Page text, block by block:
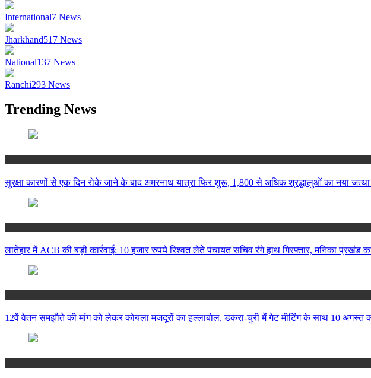
International7 News
Jharkhand517 News
National137 News
Ranchi293 News
Trending News
सुरक्षा कारणों से एक दिन रोके जाने के बाद अमरनाथ यात्रा फिर शुरू, 1,800 से अधिक श्रद्धालुओं का नया जत्था
लातेहार में ACB की बड़ी कार्रवाई: 10 हजार रुपये रिश्वत लेते पंचायत सचिव रंगे हाथ गिरफ्तार, मनिका प्रखंड
12वें वेतन समझौते की मांग को लेकर कोयला मजदूरों का हल्लाबोल, डकरा-चुरी में गेट मीटिंग के साथ 10 अगस्त